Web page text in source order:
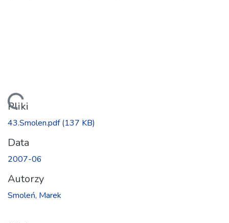
Ładowanie...
Pliki
43.Smolen.pdf(137 KB)
Data
2007-06
Autorzy
Smoleń, Marek